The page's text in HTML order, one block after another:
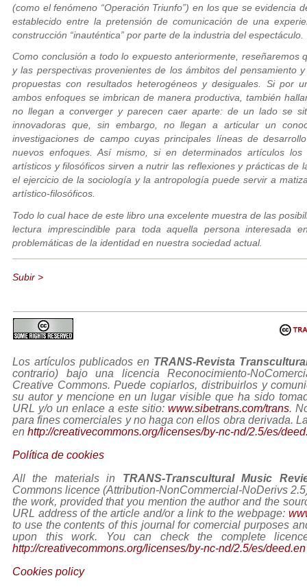
(como el fenómeno “Operación Triunfo”) en los que se evidencia
establecido entre la pretensión de comunicación de una
construcción “inauténtica” por parte de la industria del espectáculo.
Como conclusión a todo lo expuesto anteriormente, reseñaremos
y las perspectivas provenientes de los ámbitos del pensamiento
propuestas con resultados heterogéneos y desiguales. Si por
ambos enfoques se imbrican de manera productiva, también
no llegan a converger y parecen caer aparte: de un lado se
innovadoras que, sin embargo, no llegan a articular un
investigaciones de campo cuyas principales líneas de
nuevos enfoques. Así mismo, si en determinados artículos
artísticos y filosóficos sirven a nutrir las reflexiones y prácticas de
el ejercicio de la sociología y la antropología puede servir a
artístico-filosóficos.
Todo lo cual hace de este libro una excelente muestra de las
lectura imprescindible para toda aquella persona interesada
problemáticas de la identidad en nuestra sociedad actual.
Subir >
Los artículos publicados en TRANS-Revista
contrario) bajo una licencia Reconocimiento-
Creative Commons. Puede copiarlos, distribuirlos y
su autor y mencione en un lugar visible que ha sido
URL y/o un enlace a este sitio: www.sibetrans.com/trans.
para fines comerciales y no haga con ellos obra derivada.
en http://creativecommons.org/licenses/by-nc-nd/2.5/es/
Política de cookies
All the materials in TRANS-Transcultural Music
Commons licence (Attribution-NonCommercial-NoDerivs
the work, provided that you mention the author and the
URL address of the article and/or a link to the webpage:
to use the contents of this journal for comercial purposes
upon this work. You can check the complete
http://creativecommons.org/licenses/by-nc-nd/2.5/es/deed.en
Cookies policy